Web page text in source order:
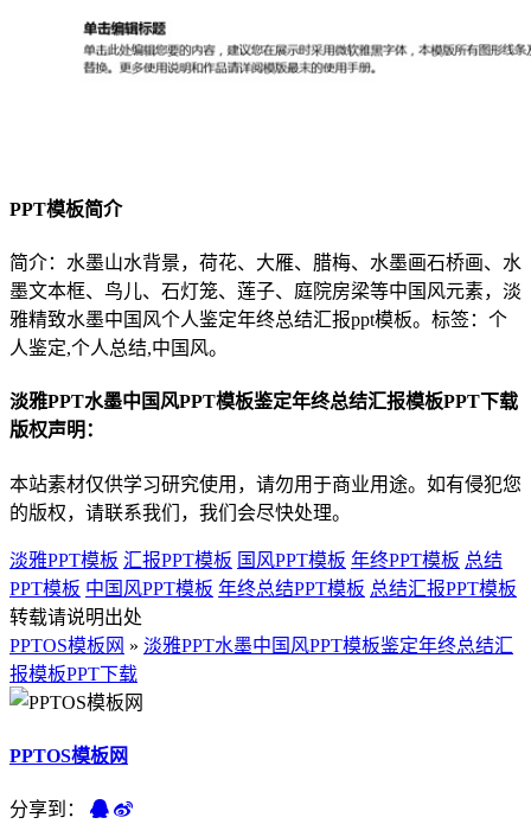
PPT模板简介
简介：水墨山水背景，荷花、大雁、腊梅、水墨画石桥画、水
墨文本框、鸟儿、石灯笼、莲子、庭院房梁等中国风元素，淡
雅精致水墨中国风个人鉴定年终总结汇报ppt模板。标签：个
人鉴定,个人总结,中国风。
淡雅PPT水墨中国风PPT模板鉴定年终总结汇报模板PPT下载
版权声明：
本站素材仅供学习研究使用，请勿用于商业用途。如有侵犯您
的版权，请联系我们，我们会尽快处理。
淡雅PPT模板 汇报PPT模板 国风PPT模板 年终PPT模板 总结
PPT模板 中国风PPT模板 年终总结PPT模板 总结汇报PPT模板
转载请说明出处
PPTOS模板网 » 淡雅PPT水墨中国风PPT模板鉴定年终总结汇
报模板PPT下载
PPTOS模板网
分享到：